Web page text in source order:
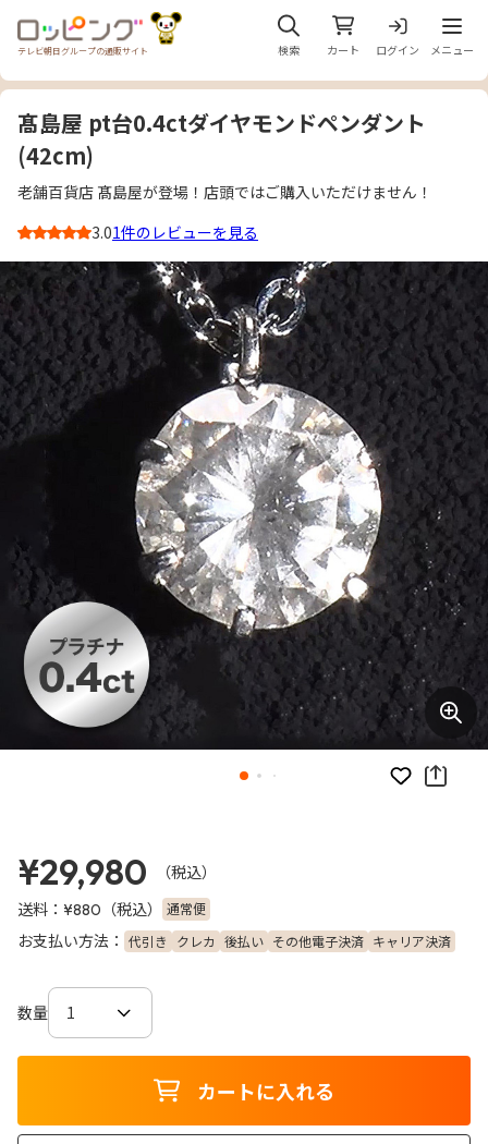
テレビ朝日グループの通販サイト 検索 カート ログイン
メニ
メニュー
お気に入り
髙島屋 pt台0.4ctダイヤモンドペンダント
(42cm)
老舗百貨店 髙島屋が登場！店頭ではご購入いただけません！
3.01件のレビューを見る
¥29,980
（税込）
送料： ¥880 （税込） 通常便
お支払い方法： 代引き クレカ 後払い その他電子決済 キャリア決済
数量
カートに入れる